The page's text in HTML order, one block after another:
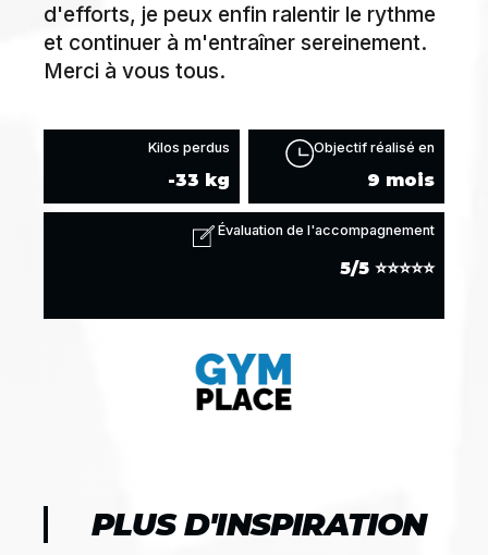
d'efforts, je peux enfin ralentir le rythme
et continuer à m'entraîner sereinement.
Merci à vous tous.
Kilos perdus
-33 kg
Objectif réalisé en
9 mois
Évaluation de l'accompagnement
5/5 ⭐⭐⭐⭐⭐
PLUS D'INSPIRATION